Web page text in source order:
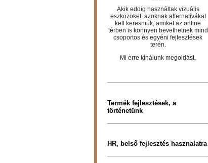
Akik eddig használtak vizuális
eszközöket, azoknak alternatívákat
kell keresniük, amiket az online
térben is könnyen bevethetnek mind
csoportos és egyéni fejlesztések
terén.
Mi erre kínálunk megoldást.
Termék fejlesztések, a
történetünk
HR, belső fejlesztés hasznalatra